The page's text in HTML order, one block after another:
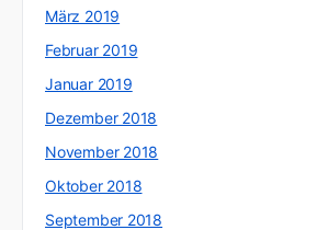
März 2019
Februar 2019
Januar 2019
Dezember 2018
November 2018
Oktober 2018
September 2018